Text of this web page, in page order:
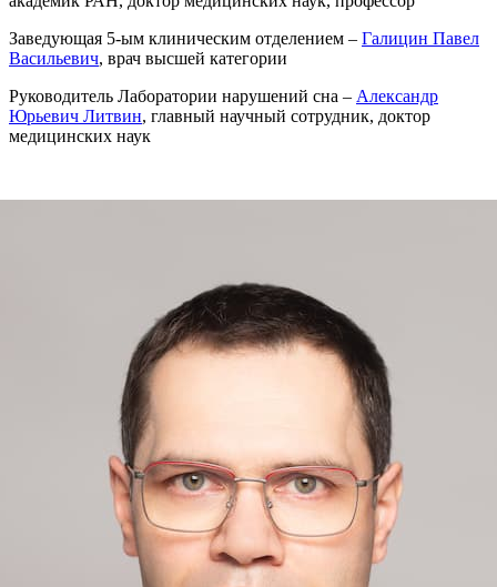
Заведующая 5-ым клиническим отделением – Галицин Павел
Васильевич, врач высшей категории
Руководитель Лаборатории нарушений сна – Александр
Юрьевич Литвин, главный научный сотрудник, доктор
медицинских наук